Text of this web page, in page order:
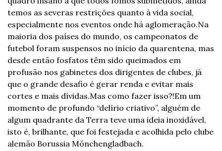
temos as severas restrições quanto à vida social,
especialmente nos eventos onde há aglomeração.Na
maioria dos países do mundo, os campeonatos de
futebol foram suspensos no início da quarentena, mas
desde então fosfatos têm sido queimados em
profusão nos gabinetes dos dirigentes de clubes, já
que o grande desafio é gerar renda e evitar mais
cortes e mais dívidas.Mas como fazer isso?!Em um
momento de profundo “delírio criativo”, alguém de
algum quadrante da Terra teve uma ideia inoxidável,
isto é, brilhante, que foi festejada e acolhida pelo clube
alemão Borussia Mönchengladbach.